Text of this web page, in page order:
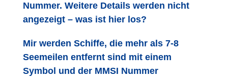
Nummer. Weitere Details werden nicht
angezeigt – was ist hier los?
Mir werden Schiffe, die mehr als 7-8
Seemeilen entfernt sind mit einem
Symbol und der MMSI Nummer